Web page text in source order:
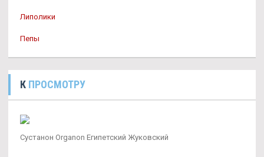
Липолики
Пепы
К ПРОСМОТРУ
Сустанон Organon Египетский Жуковский